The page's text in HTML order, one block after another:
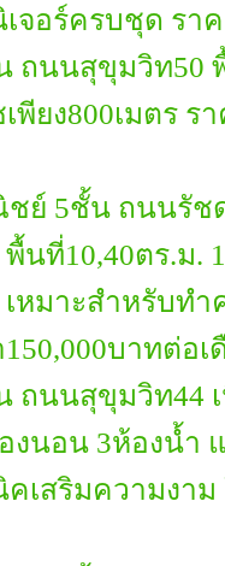
จอร์ครบชุด รา
ถนนสุขุมวิท50
พียง800เมตร ร
ชย์ 5ชั้น ถนนรัช
พื้นที่10,40ตร.ม.
เหมาะสำหรับท
บาทต่อเ
ถนนสุขุมวิท44
งนอน 3ห้องน้ำ
เสริมความงาม